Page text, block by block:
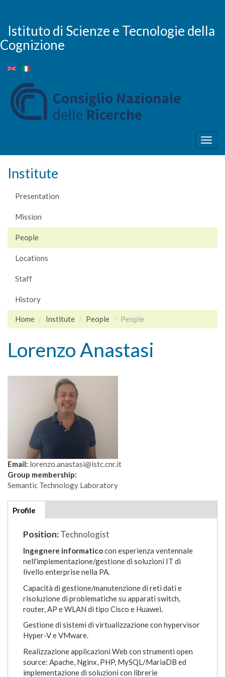
main
content
Istituto di Scienze e Tecnologie della
Cognizione
Institute
Presentation
Mission
People
Locations
Staff
History
Home Institute People People
Lorenzo Anastasi
Email: lorenzo.anastasi@istc.cnr.it
Group membership:
Semantic Technology Laboratory
Additional
details
Profile
tab)
Position:Technologist
Ingegnere informaticocon esperienza ventennale
nell'implementazione/gestione di soluzioni IT di
livello enterprise nella PA.
Capacità di gestione/manutenzione di reti dati e
risoluzione di problematiche su apparati switch,
router, AP e WLAN di tipo Cisco e Huawei.
Gestione di sistemi di virtualizzazione con hypervisor
Hyper-V e VMware.
Realizzazione applicazioni Web con strumenti open
source: Apache, Nginx, PHP, MySQL/MariaDB ed
implementazione di soluzioni con librerie